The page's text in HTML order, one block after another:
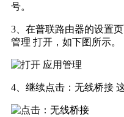
号。
3、在普联路由器的设置
管理 打开，如下图所示。
4、继续点击：无线桥接